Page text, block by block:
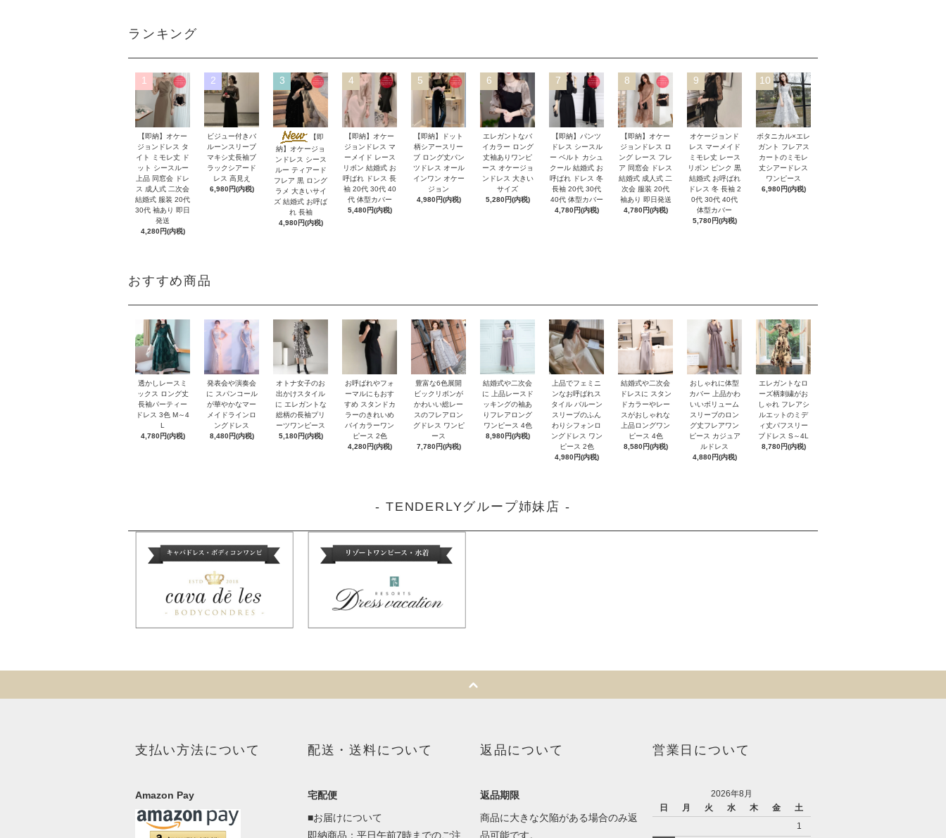
ランキング
1
【即納】オケー
ジョンドレス タ
イト ミモレ丈 ド
ット シースルー
上品 同窓会 ドレ
ス 成人式 二次会
結婚式 服装 20代
30代 袖あり 即日
発送
4,280円(内税)
2
ビジュー付きバ
ルーンスリーブ
マキシ丈長袖ブ
ラックシアード
レス 高見え
6,980円(内税)
3
【即
納】オケージョ
ンドレス シース
ルー ティアード
フレア 黒 ロング
ラメ 大きいサイ
ズ 結婚式 お呼ば
れ 長袖
4,980円(内税)
4
【即納】オケー
ジョンドレス マ
ーメイド レース
リボン 結婚式 お
呼ばれ ドレス 長
袖 20代 30代 40
代 体型カバー
5,480円(内税)
5
【即納】ドット
柄シアースリー
ブ ロング丈パン
ツドレス オール
インワン オケー
ジョン
4,980円(内税)
6
エレガントなバ
イカラー ロング
丈袖ありワンピ
ース オケージョ
ンドレス 大きい
サイズ
5,280円(内税)
7
【即納】パンツ
ドレス シースル
ー ベルト カシュ
クール 結婚式 お
呼ばれ ドレス 冬
長袖 20代 30代
40代 体型カバー
4,780円(内税)
8
【即納】オケー
ジョンドレス ロ
ング レース フレ
ア 同窓会 ドレス
結婚式 成人式 二
次会 服装 20代
袖あり 即日発送
4,780円(内税)
9
オケージョンド
レス マーメイド
ミモレ丈 レース
リボン ピンク 黒
結婚式 お呼ばれ
ドレス 冬 長袖 2
0代 30代 40代
体型カバー
5,780円(内税)
10
ボタニカル×エレ
ガント フレアス
カートのミモレ
丈シアードレス
ワンピース
6,980円(内税)
おすすめ商品
透かしレースミ
ックス ロング丈
長袖パーティー
ドレス 3色 M～4
L
4,780円(内税)
発表会や演奏会
に スパンコール
が華やかなマー
メイドラインロ
ングドレス
8,480円(内税)
オトナ女子のお
出かけスタイル
に エレガントな
総柄の長袖プリ
ーツワンピース
5,180円(内税)
お呼ばれやフォ
ーマルにもおす
すめ スタンドカ
ラーのきれいめ
バイカラーワン
ピース 2色
4,280円(内税)
豊富な6色展開
ビックリボンが
かわいい総レー
スのフレアロン
グドレス ワンピ
ース
7,780円(内税)
結婚式や二次会
に 上品レースド
ッキングの袖あ
りフレアロング
ワンピース 4色
8,980円(内税)
上品でフェミニ
ンなお呼ばれス
タイル バルーン
スリーブのふん
わりシフォンロ
ングドレス ワン
ピース 2色
4,980円(内税)
結婚式や二次会
ドレスに スタン
ドカラーやレー
スがおしゃれな
上品ロングワン
ピース 4色
8,580円(内税)
おしゃれに体型
カバー 上品かわ
いいボリューム
スリーブのロン
グ丈フレアワン
ピース カジュア
ルドレス
4,880円(内税)
エレガントなロ
ーズ柄刺繍がお
しゃれ フレアシ
ルエットのミデ
ィ丈パフスリー
ブドレス S～4L
8,780円(内税)
- TENDERLYグループ姉妹店 -
支払い方法について
Amazon Pay
配送・送料について
宅配便
■お届けについて
即納商品：平日午前7時までのご注
返品について
返品期限
商品に大きな欠陥がある場合のみ返
品可能です。
営業日について
2026年8月
日
月 火 水 木 金
土
1